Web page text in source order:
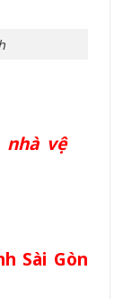
vệ
Sài Gòn